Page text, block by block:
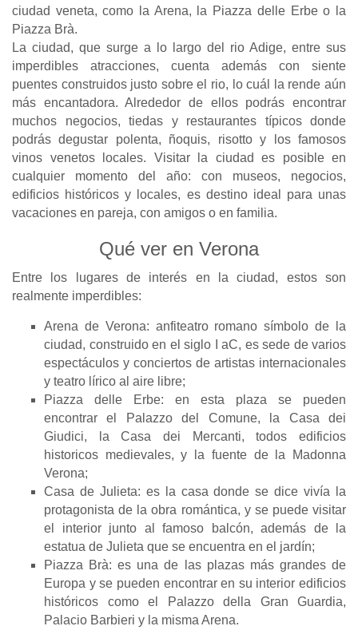
ciudad veneta, como la Arena, la Piazza delle Erbe o la
Piazza Brà.
La ciudad, que surge a lo largo del rio Adige, entre sus
imperdibles atracciones, cuenta además con siente
puentes construidos justo sobre el rio, lo cuál la rende aún
más encantadora. Alrededor de ellos podrás encontrar
muchos negocios, tiedas y restaurantes típicos donde
podrás degustar polenta, ñoquis, risotto y los famosos
vinos venetos locales. Visitar la ciudad es posible en
cualquier momento del año: con museos, negocios,
edificios históricos y locales, es destino ideal para unas
vacaciones en pareja, con amigos o en familia.
Qué ver en Verona
Entre los lugares de interés en la ciudad, estos son
realmente imperdibles:
Arena de Verona: anfiteatro romano símbolo de la
ciudad, construido en el siglo I aC, es sede de varios
espectáculos y conciertos de artistas internacionales
y teatro lírico al aire libre;
Piazza delle Erbe: en esta plaza se pueden
encontrar el Palazzo del Comune, la Casa dei
Giudici, la Casa dei Mercanti, todos edificios
historicos medievales, y la fuente de la Madonna
Verona;
Casa de Julieta: es la casa donde se dice vivía la
protagonista de la obra romántica, y se puede visitar
el interior junto al famoso balcón, además de la
estatua de Julieta que se encuentra en el jardín;
Piazza Brà: es una de las plazas más grandes de
Europa y se pueden encontrar en su interior edificios
históricos como el Palazzo della Gran Guardia,
Palacio Barbieri y la misma Arena.